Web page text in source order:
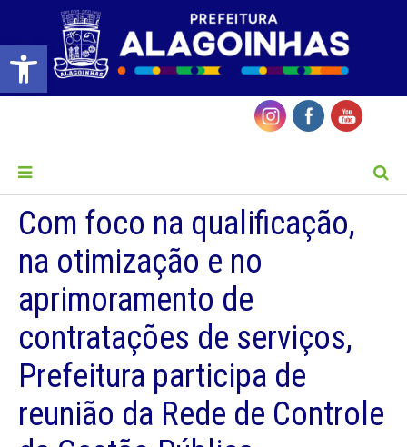
Barra de Ferramentas Aberta
Com foco na qualificação,
na otimização e no
aprimoramento de
contratações de serviços,
Prefeitura participa de
reunião da Rede de Controle